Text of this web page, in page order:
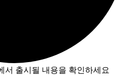
서 출시될 내용을 확인하세요